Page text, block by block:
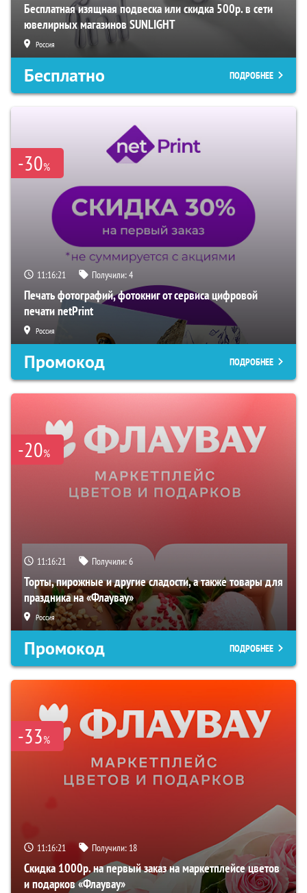
Бесплатная изящная подвеска или скидка 500р. в сети
ювелирных магазинов SUNLIGHT
Россия
Бесплатно ПОДРОБНЕЕ
-30%
11:16:19 Получили:4
Печать фотографий, фотокниг от сервиса цифровой
печати netPrint
Россия
Промокод ПОДРОБНЕЕ
-20%
11:16:19 Получили:6
Торты, пирожные и другие сладости, а также товары для
праздника на «Флаувау»
Россия
Промокод ПОДРОБНЕЕ
-33%
11:16:19 Получили: 18
Скидка 1000р. на первый заказ на маркетплейсе цветов
и подарков «Флаувау»